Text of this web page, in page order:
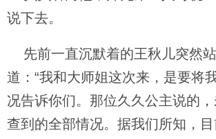
说下去。
先前一直沉默着的王秋儿突然站
道：“我和大师姐这次来，是要将
况告诉你们。那位久久公主说的
查到的全部情况。据我们所知，